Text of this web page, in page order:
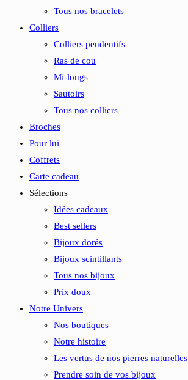
Tous nos bracelets
Colliers
Colliers pendentifs
Ras de cou
Mi-longs
Sautoirs
Tous nos colliers
Broches
Pour lui
Coffrets
Carte cadeau
Sélections
Idées cadeaux
Best sellers
Bijoux dorés
Bijoux scintillants
Tous nos bijoux
Prix doux
Notre Univers
Nos boutiques
Notre histoire
Les vertus de nos pierres naturelles
Prendre soin de vos bijoux